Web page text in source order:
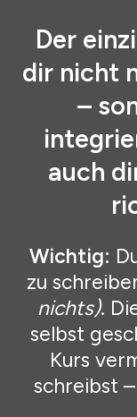
Der
dir nicht
–
auch
Wichtig:
zu
nichts).
selbst
Kurs
schreibst